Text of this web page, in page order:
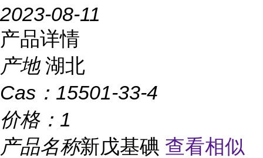
2023-08-11
产品详情
产地 湖北
Cas： 15501-33-4
价格： 1
产品名称新戊基碘 查看相似